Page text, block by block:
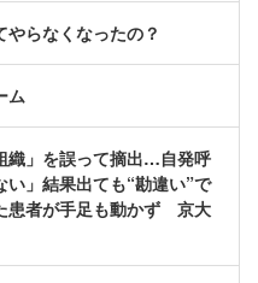
らなくなったの？
ム
織」を誤って摘出…自発呼
」結果出ても“勘違い”で
患者が手足も動かず 京大